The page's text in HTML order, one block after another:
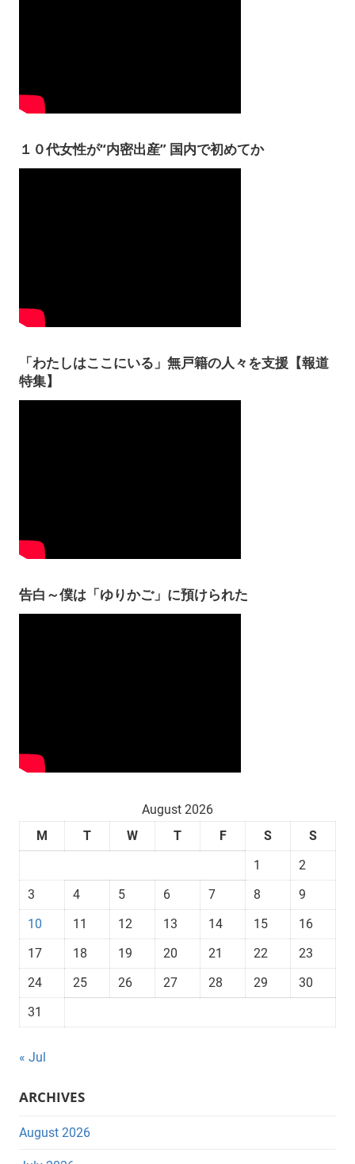
１０代女性が“内密出産” 国内で初めてか
「わたしはここにいる」無戸籍の人々を支援【報道
特集】
告白～僕は「ゆりかご」に預けられた
August 2026
M
T W T F S
S
1
2
3
4 5 6 7 8
9
10
11 12 13 14 15
16
17
18 19 20 21 22
23
24
25 26 27 28 29
30
31
« Jul
ARCHIVES
August 2026